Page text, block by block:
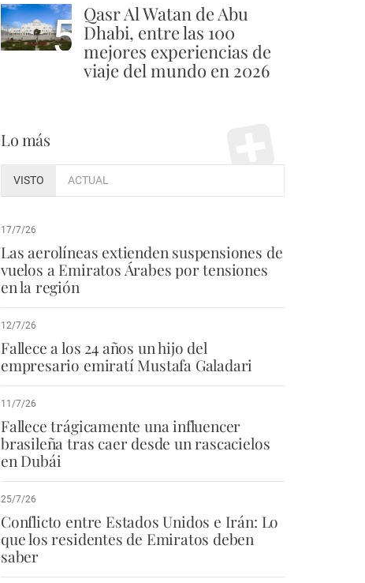
5 Qasr Al Watan de Abu
Dhabi, entre las 100
mejores experiencias de
viaje del mundo en 2026
Lo más
VISTO ACTUAL
17/7/26
Las aerolíneas extienden suspensiones de
vuelos a Emiratos Árabes por tensiones
en la región
12/7/26
Fallece a los 24 años un hijo del
empresario emiratí Mustafa Galadari
11/7/26
Fallece trágicamente una influencer
brasileña tras caer desde un rascacielos
en Dubái
25/7/26
Conflicto entre Estados Unidos e Irán: Lo
que los residentes de Emiratos deben
saber